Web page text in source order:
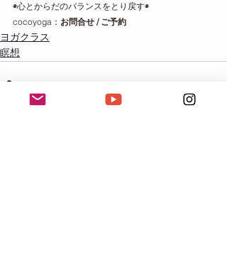
◉心とからだのバランスをとり戻す◉
cocoyoga： お問合せ / ご予約
ヨガクラス
瞑想